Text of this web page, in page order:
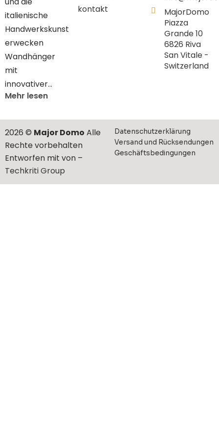
italienische
Handwerkskunst
erwecken
Wandhänger
mit
innovativer…
Mehr lesen
kontakt
MajorDomo
Piazza
Grande 10
6826 Riva
San Vitale -
Switzerland
2026 © Major Domo Alle
Rechte vorbehalten
Entworfen mit von –
Techkriti Group
Datenschutzerklärung
Versand und Rücksendungen
Geschäftsbedingungen